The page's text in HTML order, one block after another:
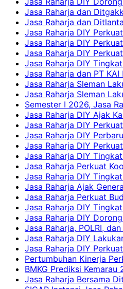
Jasa Raharja dan
Jasa Raharja dan
Jasa Raharja DIY
Jasa Raharja DIY
Jasa Raharja DIY
Jasa Raharja DIY
Jasa Raharja dan PT
Jasa Raharja Sleman
Jasa Raharja Sleman
Semester I 2026, Jasa
Jasa Raharja DIY Ajak
Jasa Raharja DIY
Jasa Raharja DIY
Jasa Raharja DIY
Jasa Raharja DIY
Jasa Raharja Perkuat
Jasa Raharja DIY
Jasa Raharja Ajak
Jasa Raharja Perkuat
Jasa Raharja DIY
Jasa Raharja DIY
Jasa Raharja, POLRI,
Jasa Raharja DIY
Jasa Raharja DIY
Pertumbuhan Kinerja
BMKG Prediksi
Jasa Raharja Bersama